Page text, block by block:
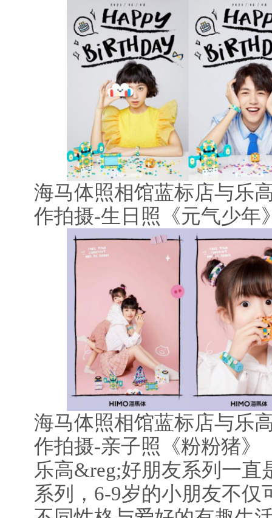
海马体照相馆蓝标店与乐
作拍摄-生日照《元气少年
海马体照相馆蓝标店与乐
作拍摄-亲子照《粉粉猪》
乐高&reg;好朋友系列一直
系列，6-9岁的小朋友不仅